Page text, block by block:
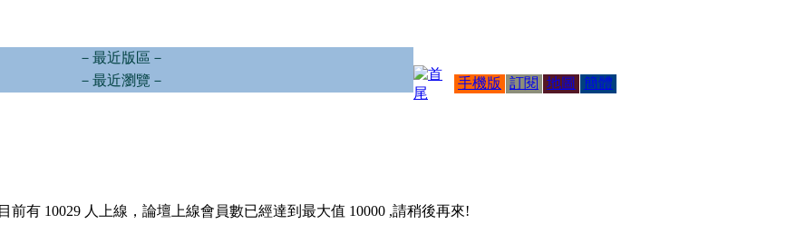
－最近版區－
－最近瀏覽－
手機版 訂閱 地圖 簡體
前有 10029 人上線，論壇上線會員數已經達到最大值 10000 ,請稍後再來!